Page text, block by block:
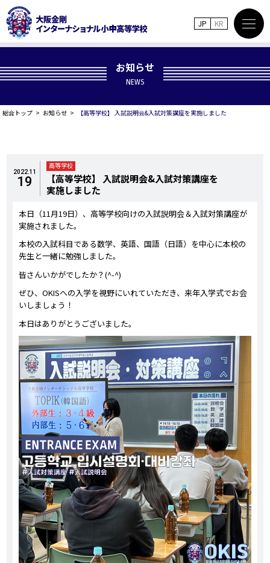
お知らせ
NEWS
総合トップ お知らせ 【高等学校】 入試説明会&入試対策講座を実施しました
JP KR
2022.11
19
高等学校
【高等学校】 入試説明会&入試対策講座を
実施しました
本日（11月19日）、高等学校向けの入試説明会＆入試対策講座が
実施されました。
本校の入試科目である数学、英語、国語（日語）を中心に本校の
先生と一緒に勉強しました。
皆さんいかがでしたか？(^-^)
ぜひ、OKISへの入学を視野にいれていただき、来年入学式でお会
いしましょう！
本日はありがとうございました。